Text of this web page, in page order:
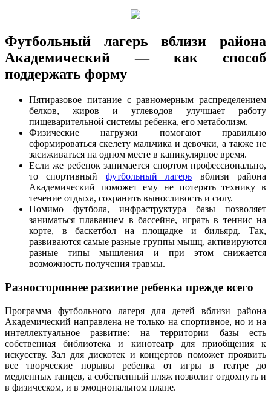
Футбольный лагерь вблизи района
Академический — как способ
поддержать форму
Пятиразовое питание с равномерным распределением
белков, жиров и углеводов улучшает работу
пищеварительной системы ребенка, его метаболизм.
Физические нагрузки помогают правильно
сформироваться скелету мальчика и девочки, а также не
засиживаться на одном месте в каникулярное время.
Если же ребенок занимается спортом профессионально,
то спортивный футбольный лагерь вблизи района
Академический поможет ему не потерять технику в
течение отдыха, сохранить выносливость и силу.
Помимо футбола, инфраструктура базы позволяет
заниматься плаванием в бассейне, играть в теннис на
корте, в баскетбол на площадке и бильярд. Так,
развиваются самые разные группы мышц, активируются
разные типы мышления и при этом снижается
возможность получения травмы.
Разностороннее развитие ребенка прежде всего
Программа футбольного лагеря для детей вблизи района
Академический направлена не только на спортивное, но и на
интеллектуальное развитие: на территории базы есть
собственная библиотека и кинотеатр для приобщения к
искусству. Зал для дискотек и концертов поможет проявить
все творческие порывы ребенка от игры в театре до
медленных танцев, а собственный пляж позволит отдохнуть и
в физическом, и в эмоциональном плане.